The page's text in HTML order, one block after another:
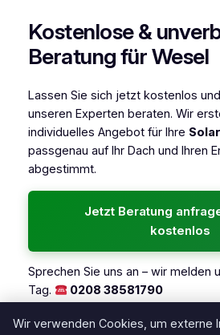
Kostenlose &
Beratung für Wesel
Lassen Sie sich jetzt kostenlos
unseren Experten beraten. Wir
individuelles Angebot für Ihre
passgenau auf Ihr Dach und Ihren
abgestimmt.
Jetzt Beratung
kostenlos
Sprechen Sie uns an – wir melden
Tag.
0208 38581790
→Alle Regionen in NRW
Wir verwenden Cookies, um externe